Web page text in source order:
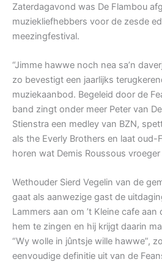
Zaterdagavond was De Flambou
muziekliefhebbers voor de zesde
meezingfestival.
“Jimme hawwe noch nea sa’n
zo bevestigt een jaarlijks
muziekaanbod. Begeleid door de
band zingt onder meer Peter van
Stienstra een medley van BZN,
als the Everly Brothers en laat oud-
horen wat Demis Roussous vroeger
Wethouder Sierd Vegelin van de
gaat als aanwezige gast de
Lammers aan om ’t Kleine cafe
hem te zingen en hij krijgt daarin
“Wy wolle in jûntsje wille hawwe”,
eenvoudige definitie uit van de